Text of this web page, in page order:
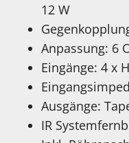
12 W
Anpassung: 6
Eingänge: 4 x
Ausgänge:
IR